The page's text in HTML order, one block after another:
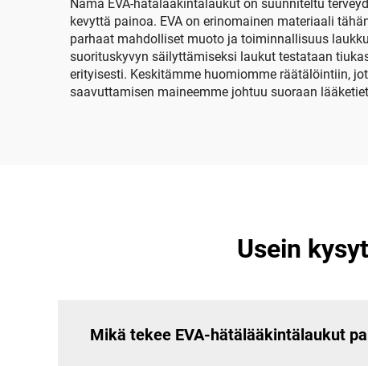
Nämä EVA-hätälääkintälaukut on suunniteltu
kevyttä painoa. EVA on erinomainen materiaali
parhaat mahdolliset muoto ja toiminnallisuus
suorituskyvyn säilyttämiseksi laukut testataan
erityisesti. Keskitämme huomiomme räätälöintiin,
saavuttamisen maineemme johtuu suoraan
Usein
Mikä tekee EVA-hätälääkintälaukut